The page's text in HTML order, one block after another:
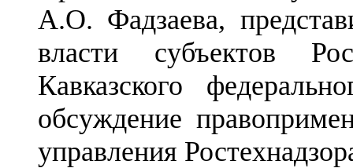
А.О. Фадзаева,
власти субъектов
Кавказского
обсуждение
управления